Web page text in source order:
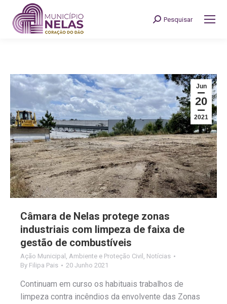
Search:
Pesquisar
Jun
20
2021
Câmara de Nelas protege zonas
industriais com limpeza de faixa de
gestão de combustíveis
Ação Municipal , Ambiente e Proteção Civil , Notícias
By Filipa Pais 20 Junho 2021
Continuam em curso os habituais trabalhos de
limpeza contra incêndios da envolvente das Zonas